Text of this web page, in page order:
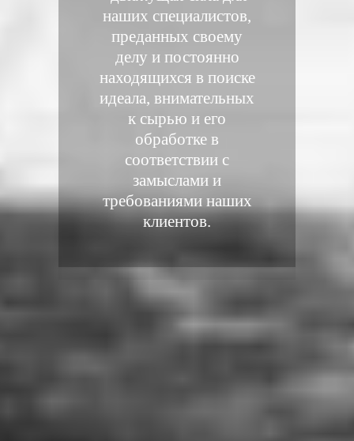
наших специалистов,
преданных своему
делу и постоянно
находящихся в поиске
идеала, внимательных
к сырью и его
обработке в
соответствии с
замыслами и
требованиями наших
клиентов.